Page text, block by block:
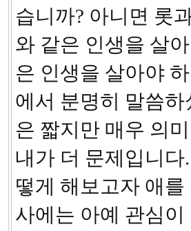
습니까? 아니면 롯
와 같은 인생을 살
은 인생을 살아야
에서 분명히 말씀
은 짧지만 매우 의
내가 더 문제입니
떻게 해보고자 애
사에는 아예 관심